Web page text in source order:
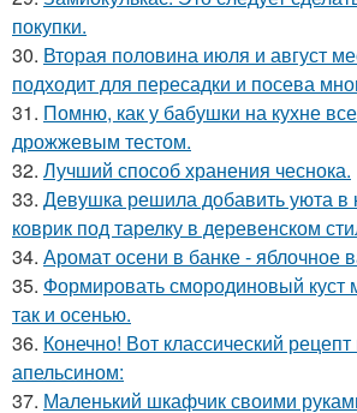
покупки.
30. Вторая половина июля и август
подходит для пересадки и посева
31. Помню, как у бабушки на кухне
дрожжевым тестом.
32. Лучший способ хранения чеснока.
33. Девушка решила добавить уюта в
коврик под тарелку в деревенском
34. Аромат осени в банке - яблочное
35. Формировать смородиновый куст
так и осенью.
36. Конечно! Вот классический
апельсином:
37. Маленький шкафчик своими